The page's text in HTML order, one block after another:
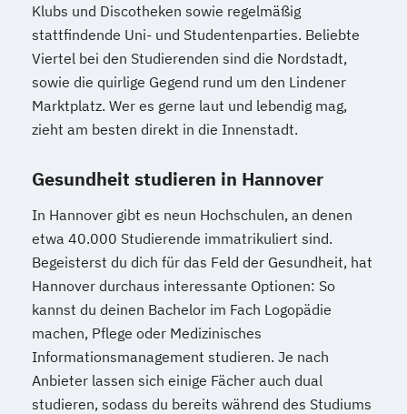
Klubs und Discotheken sowie regelmäßig
stattfindende Uni- und Studentenparties. Beliebte
Viertel bei den Studierenden sind die Nordstadt,
sowie die quirlige Gegend rund um den Lindener
Marktplatz. Wer es gerne laut und lebendig mag,
zieht am besten direkt in die Innenstadt.
Gesundheit studieren in Hannover
In Hannover gibt es neun Hochschulen, an denen
etwa 40.000 Studierende immatrikuliert sind.
Begeisterst du dich für das Feld der Gesundheit, hat
Hannover durchaus interessante Optionen: So
kannst du deinen Bachelor im Fach Logopädie
machen, Pflege oder Medizinisches
Informationsmanagement studieren. Je nach
Anbieter lassen sich einige Fächer auch dual
studieren, sodass du bereits während des Studiums